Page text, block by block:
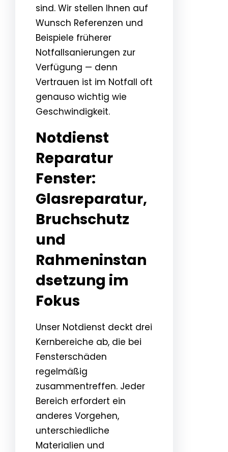
sind. Wir stellen Ihnen auf
Wunsch Referenzen und
Beispiele früherer
Notfallsanierungen zur
Verfügung — denn
Vertrauen ist im Notfall oft
genauso wichtig wie
Geschwindigkeit.
Notdienst
Reparatur
Fenster:
Glasreparatur,
Bruchschutz
und
Rahmeninstan
dsetzung im
Fokus
Unser Notdienst deckt drei
Kernbereiche ab, die bei
Fensterschäden
regelmäßig
zusammentreffen. Jeder
Bereich erfordert ein
anderes Vorgehen,
unterschiedliche
Materialien und